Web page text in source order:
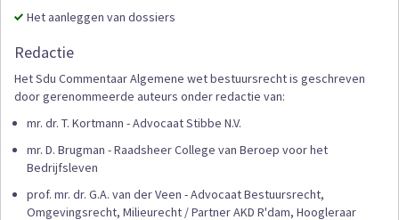
Het aanleggen van dossiers
Redactie
Het Sdu Commentaar Algemene wet bestuursrecht is geschreven
door gerenommeerde auteurs onder redactie van:
mr. dr. T. Kortmann - Advocaat Stibbe N.V.
mr. D. Brugman - Raadsheer College van Beroep voor het
Bedrijfsleven
prof. mr. dr. G.A. van der Veen - Advocaat Bestuursrecht,
Omgevingsrecht, Milieurecht / Partner AKD R'dam, Hoogleraar